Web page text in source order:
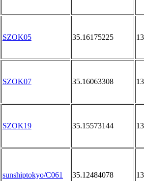
SZOK05 35.16175225
SZOK07 35.16063308
SZOK19 35.15573144
sunshiptokyo/C061 35.12484078